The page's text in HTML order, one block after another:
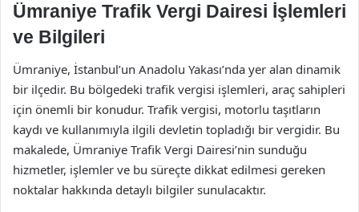
Ümraniye Trafik Vergi Dairesi İşlemleri
ve Bilgileri
Ümraniye, İstanbul’un Anadolu Yakası’nda yer alan dinamik
bir ilçedir. Bu bölgedeki trafik vergisi işlemleri, araç sahipleri
için önemli bir konudur. Trafik vergisi, motorlu taşıtların
kaydı ve kullanımıyla ilgili devletin topladığı bir vergidir. Bu
makalede, Ümraniye Trafik Vergi Dairesi’nin sunduğu
hizmetler, işlemler ve bu süreçte dikkat edilmesi gereken
noktalar hakkında detaylı bilgiler sunulacaktır.